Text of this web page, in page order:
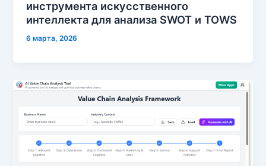
инструмента искусственного
интеллекта для анализа SWOT и TOWS
6 марта, 2026